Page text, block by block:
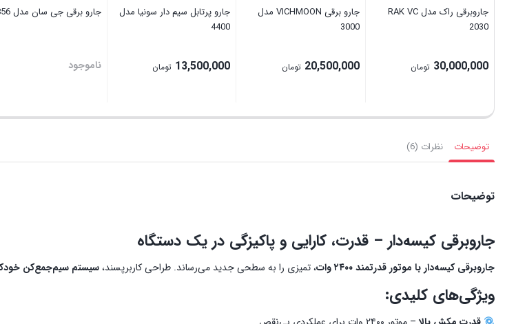
جاروبرقی راک مدل RAK VC
2030
30,000,000 تومان
جارو برقی VICHMOON مدل
3000
20,500,000 تومان
جارو پرتابل سیم دار سونیا مدل
4400
13,500,000 تومان
جارو برقی جی سان مدل GI-856
ناموجود
توضیحات نظرات (6)
توضیحات
جاروبرقی کیسه‌دار – قدرت، کارایی و پاکیزگی در یک دستگاه
جاروبرقی کیسه‌دار با موتور قدرتمند ۲۴۰۰ وات ، تمیزی را به سطحی جدید می‌رساند. طراحی کاربرپسند،سیستم سیم‌جمع‌کن
ویژگی‌های کلیدی: